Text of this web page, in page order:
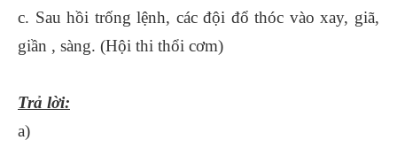
c. Sau hồi trống lệnh, các đội đổ thóc vào xay, giã,
giần , sàng. (Hội thi thổi cơm)
Trả lời:
a)